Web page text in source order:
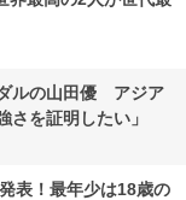
ルの山田優 アジア
さを証明したい」
表！最年少は18歳の